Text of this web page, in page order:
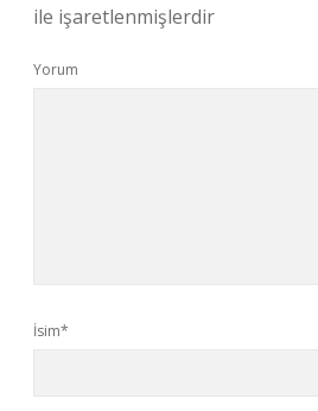
ile işaretlenmişlerdir
Yorum
İsim*